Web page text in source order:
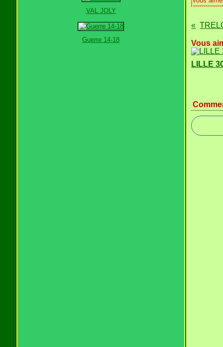
VAL JOLY
Guerre 14-18 Vous
LILLE